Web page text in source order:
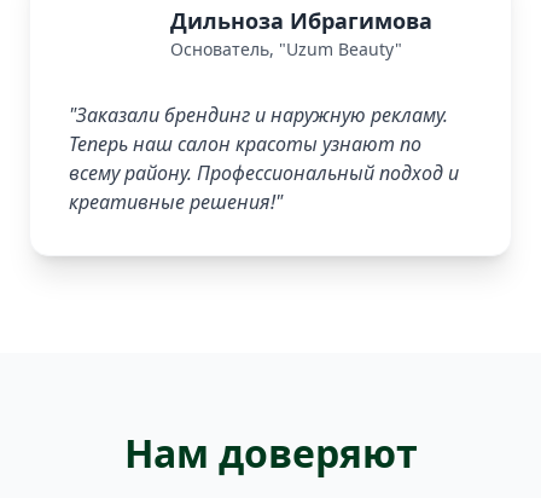
Дильноза Ибрагимова
Основатель, "Uzum Beauty"
"Заказали брендинг и наружную рекламу.
Теперь наш салон красоты узнают по
всему району. Профессиональный подход и
креативные решения!"
Нам доверяют